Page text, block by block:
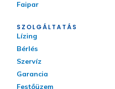
Faipar
SZOLGÁLTATÁS
Lízing
Bérlés
Szervíz
Garancia
Festőüzem